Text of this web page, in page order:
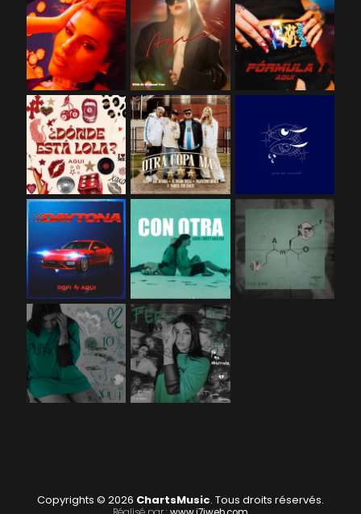
Copyrights © 2026 ChartsMusic. Tous droits réservés.